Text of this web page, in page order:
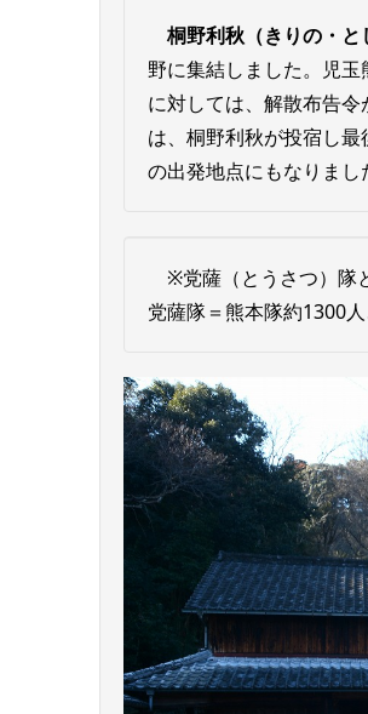
桐野利秋（きりの・
野に集結しました。児
に対しては、解散布告
は、桐野利秋が投宿し
の出発地点にもなりまし
※党薩（とうさつ）隊
党薩隊＝熊本隊約1300